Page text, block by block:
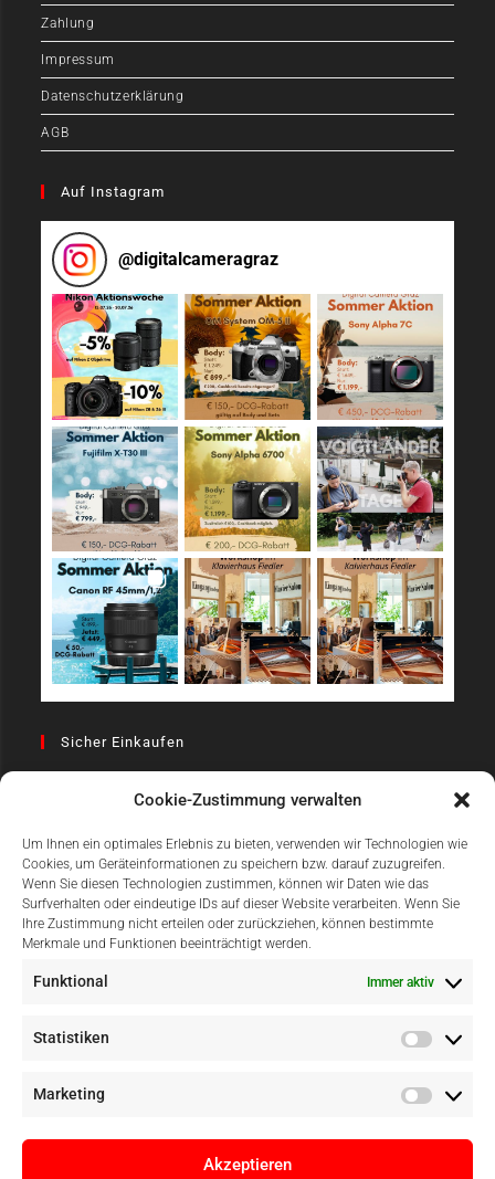
Cookie-Zustimmung verwalten
Um Ihnen ein optimales Erlebnis zu bieten, verwenden wir Technologien wie
Cookies, um Geräteinformationen zu speichern bzw. darauf zuzugreifen.
Wenn Sie diesen Technologien zustimmen, können wir Daten wie das
Surfverhalten oder eindeutige IDs auf dieser Website verarbeiten. Wenn Sie
Ihre Zustimmung nicht erteilen oder zurückziehen, können bestimmte
Merkmale und Funktionen beeinträchtigt werden.
Funktional Immer aktiv
Statistiken
Marketing
Akzeptieren
Zahlung
Impressum
Datenschutzerklärung
AGB
Auf Instagram
@digitalcameragraz
Sicher Einkaufen
Einfach Online Bezahlen